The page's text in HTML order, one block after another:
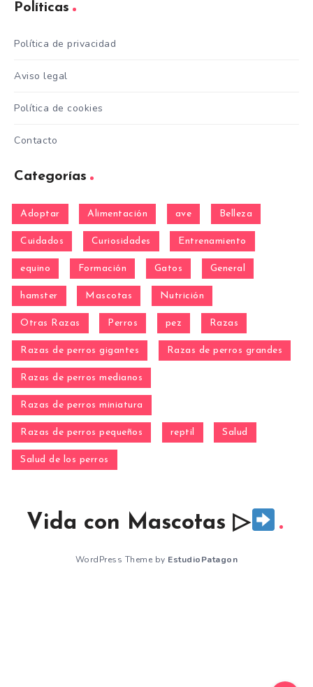
Políticas
Política de privacidad
Aviso legal
Política de cookies
Contacto
Categorías
Adoptar Alimentación ave Belleza
Cuidados Curiosidades Entrenamiento
equino Formación Gatos General
hamster Mascotas Nutrición
Otras Razas Perros pez Razas
Razas de perros gigantes Razas de perros grandes
Razas de perros medianos
Razas de perros miniatura
Razas de perros pequeños reptil Salud
Salud de los perros
Vida con Mascotas ▷
WordPress Theme by EstudioPatagon